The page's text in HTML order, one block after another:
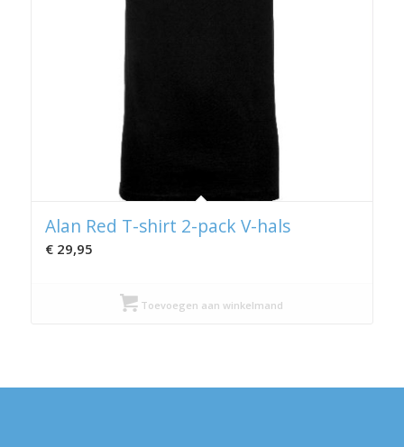
Alan Red T-shirt 2-pack V-hals
€29,95
Toevoegen aan winkelmand